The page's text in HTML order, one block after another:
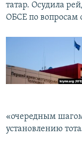
татар. Осудила
ОБСЕ по
«очередным
установлению